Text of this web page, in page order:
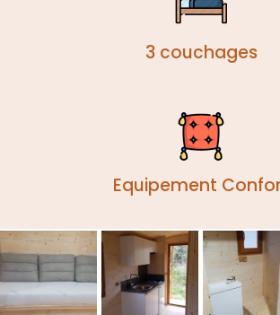
3 couchages
Equipement